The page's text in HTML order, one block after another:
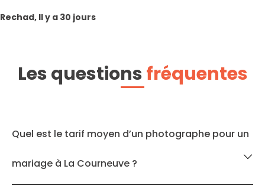
Rechad, Il y a 30 jours
Les questionsfréquentes
Quel est le tarif moyen d’un photographe pour un
mariage à La Courneuve ?